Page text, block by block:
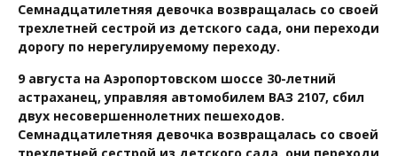
Семнадцатилетняя девочка возвращалась со своей
трехлетней сестрой из детского сада, они переходи
дорогу по нерегулируемому переходу.
9 августа на Аэропортовском шоссе 30-летний
астраханец, управляя автомобилем ВАЗ 2107, сбил
двух несовершеннолетних пешеходов.
Семнадцатилетняя девочка возвращалась со своей